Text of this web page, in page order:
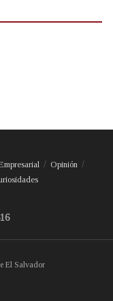
Opinión
El Salvador